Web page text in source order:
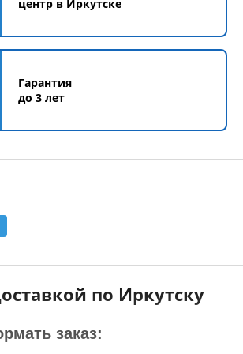
центр в Иркутске
Гарантия
до 3 лет
по Иркутску
заказ: